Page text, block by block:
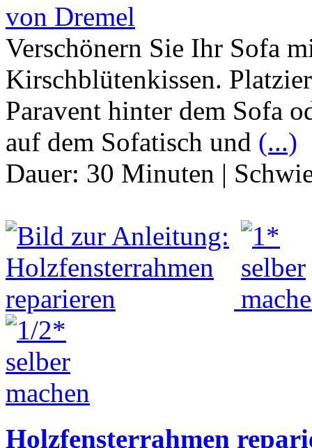
von Dremel
Verschönern Sie Ihr Sofa
Kirschblütenkissen.
Paravent hinter dem Sofa
auf dem Sofatisch und (...)
Dauer: 30 Minuten |
Holzfensterrahmen